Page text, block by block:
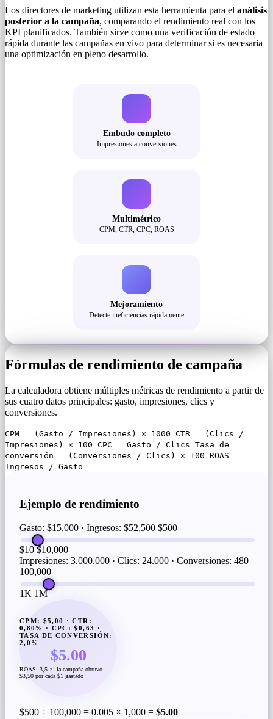
Los directores de marketing utilizan esta herramienta para el análisis
posterior a la campaña, comparando el rendimiento real con los
KPI planificados. También sirve como una verificación de estado
rápida durante las campañas en vivo para determinar si es necesaria
una optimización en pleno desarrollo.
Embudo completo
Impresiones a conversiones
Multimétrico
CPM, CTR, CPC, ROAS
Mejoramiento
Detecte ineficiencias rápidamente
Fórmulas de rendimiento de campaña
La calculadora obtiene múltiples métricas de rendimiento a partir de
sus cuatro datos principales: gasto, impresiones, clics y
conversiones.
CPM = (Gasto / Impresiones) × 1000 CTR = (Clics /
Impresiones) × 100 CPC = Gasto / Clics Tasa de
conversión = (Conversiones / Clics) × 100 ROAS =
Ingresos / Gasto
Ejemplo de rendimiento
Gasto: $15,000 · Ingresos: $52,500 $500
$10 $10,000
Impresiones: 3.000.000 · Clics: 24.000 · Conversiones: 480
100,000
1K 1M
CPM: $5,00 · CTR:
0,80% · CPC: $0,63 ·
TASA DE CONVERSIÓN:
2,0%
$5.00
ROAS: 3,5 ×: la campaña obtuvo
$3,50 por cada $1 gastado
$500 ÷ 100,000 = 0.005 × 1,000 = $5.00